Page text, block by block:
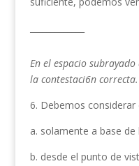
En el espacio
la contestaci6n correcta.
6. Debemos
a. solamente a base de
b. desde el punto de